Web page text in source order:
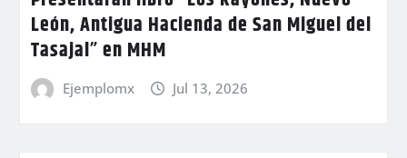
León, Antigua Hacienda de San Miguel del
Tasajal” en MHM
Ejemplomx Jul 13, 2026